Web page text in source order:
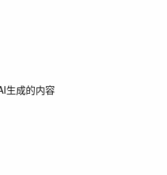
生成的内容